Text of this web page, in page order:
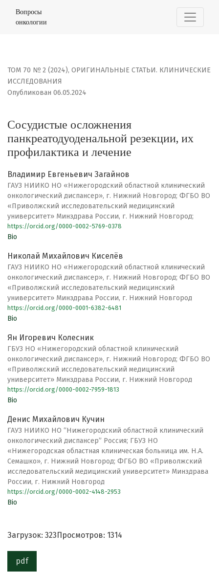
Сосудистые осложнения панкреатодуоденальной
Вопросы
онкологии
ТОМ 70 № 2 (2024), ОРИГИНАЛЬНЫЕ СТАТЬИ. КЛИНИЧЕСКИЕ
ИССЛЕДОВАНИЯ
Сосудистые осложнения
панкреатодуоденальной резекции, их
профилактика и лечение
Опубликован 06.05.2024
Владимир Евгеньевич Загайнов
ГАУЗ НИИКО НО «Нижегородский областной клинический
онкологический диспансер», г. Нижний Новгород; ФГБО ВО
«Приволжский исследовательский медицинский
университет» Минздрава России, г. Нижний Новгород;
https://orcid.org/0000-0002-5769-0378
Bio
Николай Михайлович Киселёв
ГАУЗ НИИКО НО «Нижегородский областной клинический
онкологический диспансер», г. Нижний Новгород; ФГБО ВО
«Приволжский исследовательский медицинский
университет» Минздрава России, г. Нижний Новгород
https://orcid.org/0000-0001-6382-6481
Bio
Ян Игоревич Колесник
ГБУЗ НО «Нижегородский областной клинический
онкологический диспансер», г. Нижний Новгород; ФГБО ВО
«Приволжский исследовательский медицинский
университет» Минздрава России, г. Нижний Новгород
https://orcid.org/0000-0002-7959-1813
Bio
Денис Михайлович Кучин
ГАУЗ НИИКО НО “Нижегородский областной клинический
онкологический диспансер” Россия; ГБУЗ НО
«Нижегородская областная клиническая больница им. Н.А.
Семашко», г. Нижний Новгород; ФГБО ВО «Приволжский
исследовательский медицинский университет» Минздрава
России, г. Нижний Новгород
https://orcid.org/0000-0002-4148-2953
Bio
Загрузок: 323 Просмотров: 1314
pdf